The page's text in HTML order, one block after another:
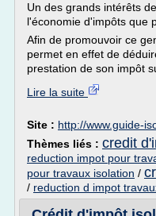
Un des grands intérêts
l'économie d'impôts que
Afin de promouvoir ce
permet en effet de
prestation de son impôt
Lire la suite
Site : http://www.guide-
Thèmes liés : credit
reduction impot pour
pour travaux isolation /
/ reduction d impot